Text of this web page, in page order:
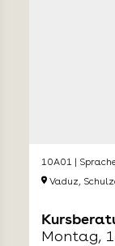
10A01 |
Vaduz,
Montag,